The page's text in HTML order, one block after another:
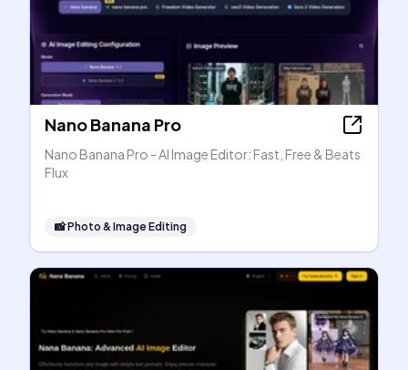
Nano Banana Pro
Nano Banana Pro - AI Image Editor: Fast, Free & Beats
Flux
📸Photo & Image Editing